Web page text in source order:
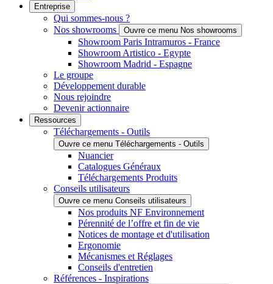
Entreprise
Qui sommes-nous ?
Nos showrooms
Ouvre ce menu Nos showrooms
Showroom Paris Intramuros - France
Showroom Artistico - Egypte
Showroom Madrid - Espagne
Le groupe
Développement durable
Nous rejoindre
Devenir actionnaire
Ressources
Téléchargements - Outils
Ouvre ce menu Téléchargements - Outils
Nuancier
Catalogues Généraux
Téléchargements Produits
Conseils utilisateurs
Ouvre ce menu Conseils utilisateurs
Nos produits NF Environnement
Pérennité de l’offre et fin de vie
Notices de montage et d'utilisation
Ergonomie
Mécanismes et Réglages
Conseils d'entretien
Références - Inspirations